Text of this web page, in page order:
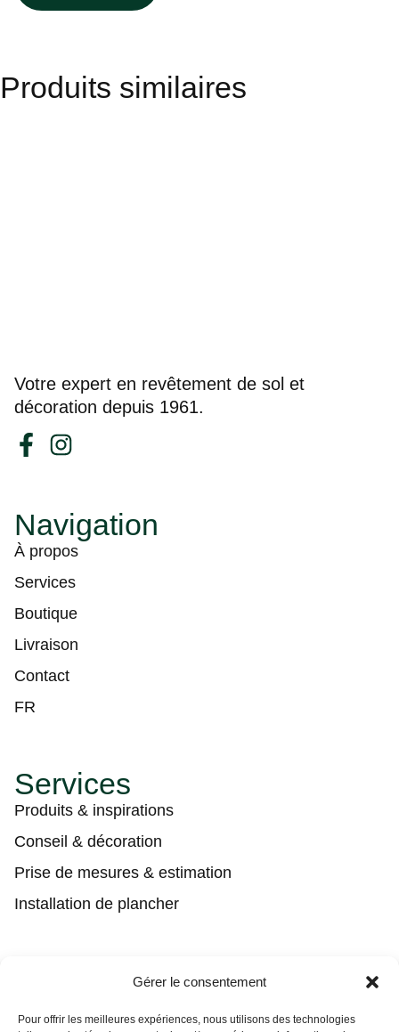
Gérer le consentement
Pour offrir les meilleures expériences, nous utilisons des technologies
Produits similaires
Votre expert en revêtement de sol et
décoration depuis 1961.
Navigation
À propos
Services
Boutique
Livraison
Contact
FR
Services
Produits & inspirations
Conseil & décoration
Prise de mesures & estimation
Installation de plancher